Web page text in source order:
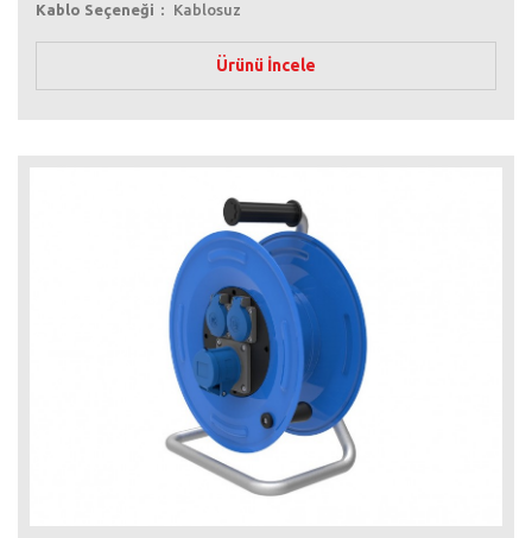
Kablo Seçeneği
Kablosuz
Ürünü İncele